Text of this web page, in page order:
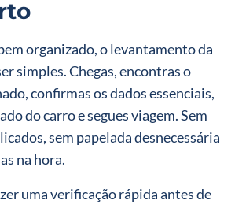
organizado, o levantamento da
simples. Chegas, encontras o
confirmas os dados essenciais,
do carro e segues viagem. Sem
sem papelada desnecessária
na hora.
uma verificação rápida antes de